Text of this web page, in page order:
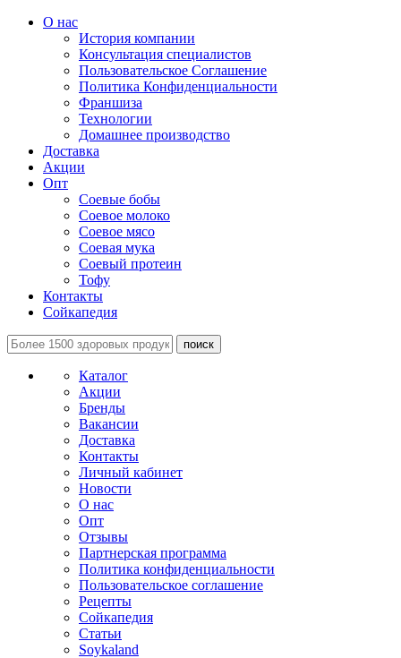
О нас
История компании
Консультация специалистов
Пользовательское Соглашение
Политика Конфиденциальности
Франшиза
Технологии
Домашнее производство
Доставка
Акции
Опт
Соевые бобы
Соевое молоко
Соевое мясо
Соевая мука
Соевый протеин
Тофу
Контакты
Сойкапедия
поиск
Каталог
Акции
Бренды
Вакансии
Доставка
Контакты
Личный кабинет
Новости
О нас
Опт
Отзывы
Партнерская программа
Политика конфиденциальности
Пользовательское соглашение
Рецепты
Сойкапедия
Статьи
Soykaland